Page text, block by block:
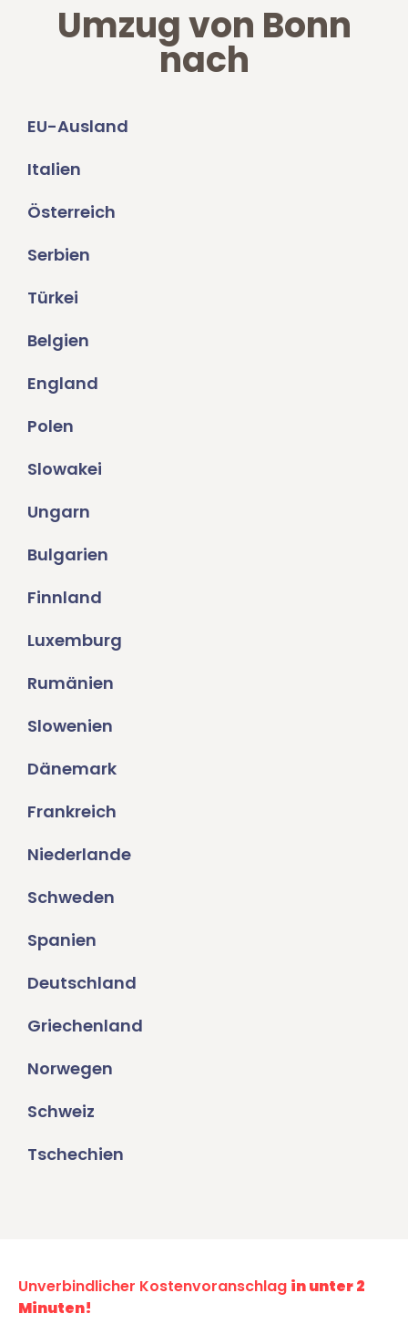
Umzug von Bonn
nach
EU-Ausland
Italien
Österreich
Serbien
Türkei
Belgien
England
Polen
Slowakei
Ungarn
Bulgarien
Finnland
Luxemburg
Rumänien
Slowenien
Dänemark
Frankreich
Niederlande
Schweden
Spanien
Deutschland
Griechenland
Norwegen
Schweiz
Tschechien
Unverbindlicher Kostenvoranschlag in unter 2
Minuten!